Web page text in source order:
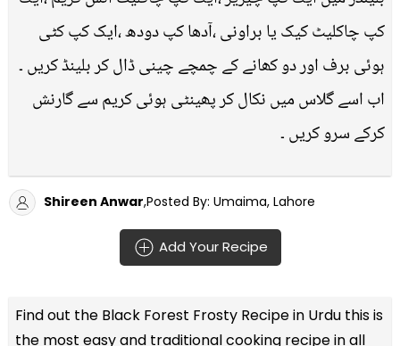
کپ چاکلیٹ کیک یا براونی ،آدھا کپ دودھ ،ایک کپ کٹی
ہوئی برف اور دو کھانے کے چمچے چینی ڈال کر بلینڈ کریں ۔
اب اسے گلاس میں نکال کر پھینٹی ہوئی کریم سے گارنش
کرکے سرو کریں ۔
Shireen Anwar,Posted By: Umaima, Lahore
Add Your Recipe
Find out the Black Forest Frosty Recipe in Urdu this is
the most easy and traditional cooking recipe in all